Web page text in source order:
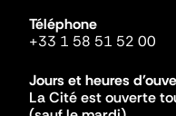
Téléphone
+33 1 58 51 52 00
Jours et heures
La Cité est ouverte